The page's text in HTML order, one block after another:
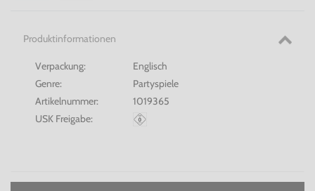
Produktinformationen
Verpackung:
Englisch
Genre:
Partyspiele
Artikelnummer:
1019365
USK Freigabe: